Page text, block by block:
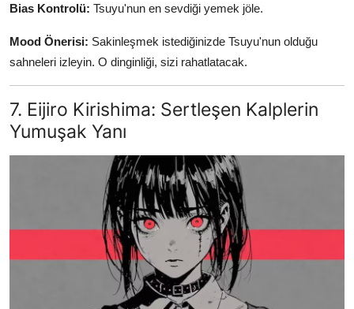
Bias Kontrolü: Tsuyu'nun en sevdiği yemek jöle.
Mood Önerisi: Sakinleşmek istediğinizde Tsuyu'nun olduğu
sahneleri izleyin. O dinginliği, sizi rahatlatacak.
7. Eijiro Kirishima: Sertleşen Kalplerin
Yumuşak Yanı